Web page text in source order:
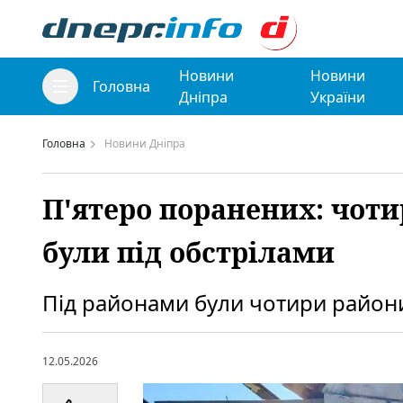
Головна
Новини
Дніпра
Новини
України
Головна Новини Дніпра
П'ятеро поранених:
були під обстрілами
Під районами були чотири
12.05.2026